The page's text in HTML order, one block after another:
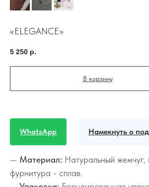
«ELEGANCE»
5 250 р.
В корзину
WhatsApp Намекнуть о
— Материал: Натуральный жемчуг,
фурнитура - сплав.